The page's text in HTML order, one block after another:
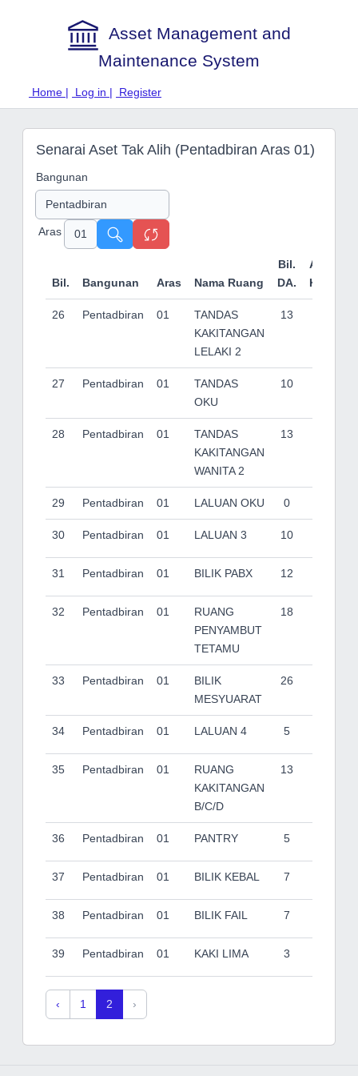
Asset Management and
Maintenance System
Home | Log in | Register
Senarai Aset Tak Alih (Pentadbiran Aras 01)
Bangunan
Aras
Bil. Bangunan Aras Nama Ruang
Bil.
DA.
Aduan
26 Pentadbiran 01
TANDAS
KAKITANGAN
LELAKI 2
13
27 Pentadbiran 01
TANDAS
OKU
10
28 Pentadbiran 01
TANDAS
KAKITANGAN
WANITA 2
13
29 Pentadbiran 01 LALUAN OKU 0
30 Pentadbiran 01 LALUAN 3 10
31 Pentadbiran 01 BILIK PABX 12
32 Pentadbiran 01
RUANG
PENYAMBUT
TETAMU
18
33 Pentadbiran 01
BILIK
MESYUARAT
26
34 Pentadbiran 01 LALUAN 4 5
35 Pentadbiran 01
RUANG
KAKITANGAN
B/C/D
13
36 Pentadbiran 01 PANTRY 5
37 Pentadbiran 01 BILIK KEBAL 7
38 Pentadbiran 01 BILIK FAIL 7
39 Pentadbiran 01 KAKI LIMA 3
‹ 1 2 ›